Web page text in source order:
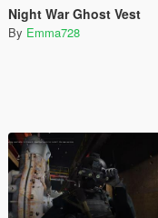
Night War Ghost Vest
By Emma728